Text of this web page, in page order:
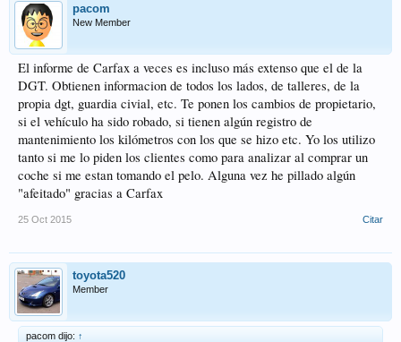
pacom
New Member
El informe de Carfax a veces es incluso más extenso que el de la
DGT. Obtienen informacion de todos los lados, de talleres, de la
propia dgt, guardia civial, etc. Te ponen los cambios de propietario,
si el vehículo ha sido robado, si tienen algún registro de
mantenimiento los kilómetros con los que se hizo etc. Yo los utilizo
tanto si me lo piden los clientes como para analizar al comprar un
coche si me estan tomando el pelo. Alguna vez he pillado algún
"afeitado" gracias a Carfax
25 Oct 2015 Citar
toyota520
Member
pacom dijo: ↑